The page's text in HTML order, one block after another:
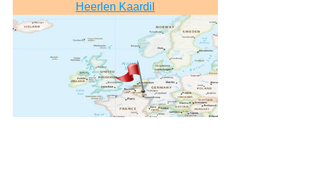
Heerlen Kaardil